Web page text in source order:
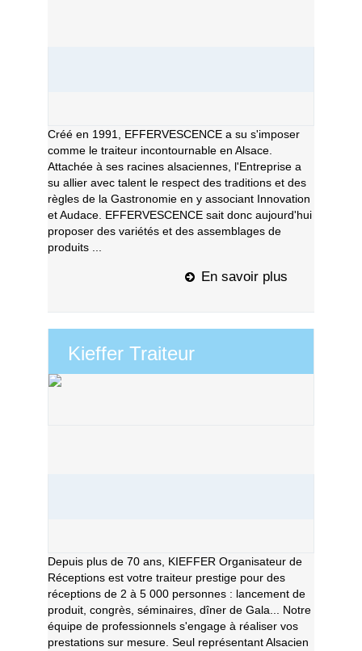
Créé en 1991, EFFERVESCENCE a su s'imposer
comme le traiteur incontournable en Alsace.
Attachée à ses racines alsaciennes, l'Entreprise a
su allier avec talent le respect des traditions et des
règles de la Gastronomie en y associant Innovation
et Audace. EFFERVESCENCE sait donc aujourd'hui
proposer des variétés et des assemblages de
produits ...
En savoir plus
Kieffer Traiteur
Depuis plus de 70 ans, KIEFFER Organisateur de
Réceptions est votre traiteur prestige pour des
réceptions de 2 à 5 000 personnes : lancement de
produit, congrès, séminaires, dîner de Gala... Notre
équipe de professionnels s'engage à réaliser vos
prestations sur mesure. Seul représentant Alsacien